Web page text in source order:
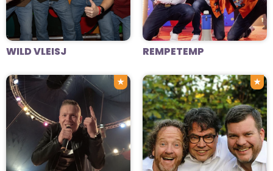
WILD VLEISJ REMPETEMP
★ ★